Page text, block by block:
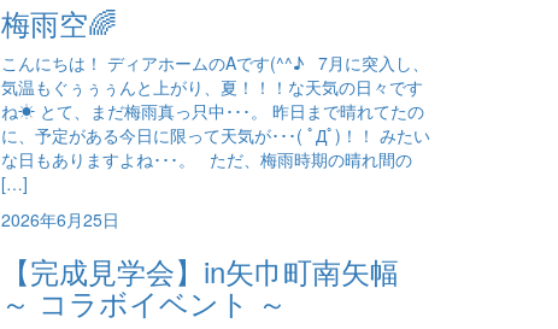
梅雨空🌈
こんにちは！ ディアホームのAです(^^♪ 7月に突入し、
気温もぐぅぅぅんと上がり、夏！！！な天気の日々です
ね☀ とて、まだ梅雨真っ只中･･･。 昨日まで晴れてたの
に、予定がある今日に限って天気が･･･( ﾟДﾟ)！！ みたい
な日もありますよね･･･。 ただ、梅雨時期の晴れ間の
[…]
2026年6月25日
【完成見学会】in矢巾町南矢幅
～ コラボイベント ～